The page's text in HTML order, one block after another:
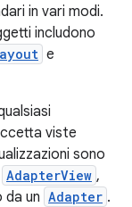
in vari modi.
includono
e
viste
sono
AdapterView ,
da un Adapter .